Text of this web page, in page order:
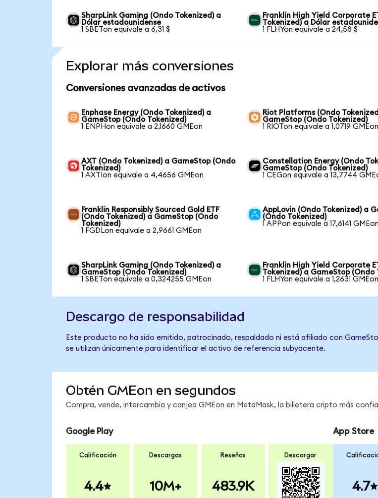
SharpLink Gaming (Ondo Tokenized) a
Dólar estadounidense
1 SBETon equivale a 6,31 $
Franklin High Yield Corporate
Tokenized) a Dólar
1 FLHYon equivale a 24,58 $
Explorar más conversiones
Conversiones avanzadas de activos
Enphase Energy (Ondo Tokenized) a
GameStop (Ondo Tokenized)
1 ENPHon equivale a 2,1660 GMEon
Riot Platforms (Ondo
GameStop (Ondo Tokenized)
1 RIOTon equivale a 1,0719 GMEon
AXT (Ondo Tokenized) a GameStop (Ondo
Tokenized)
1 AXTIon equivale a 4,4656 GMEon
Constellation Energy (Ondo
GameStop (Ondo Tokenized)
1 CEGon equivale a 13,7744
Franklin Responsibly Sourced Gold ETF
(Ondo Tokenized) a GameStop (Ondo
Tokenized)
1 FGDLon equivale a 2,9661 GMEon
AppLovin (Ondo Tokenized) a
(Ondo Tokenized)
1 APPon equivale a 17,6141 GMEon
SharpLink Gaming (Ondo Tokenized) a
GameStop (Ondo Tokenized)
1 SBETon equivale a 0,324255 GMEon
Franklin High Yield Corporate
Tokenized) a GameStop (Ondo
1 FLHYon equivale a 1,2631 GMEon
Descargo de responsabilidad
Este producto no ha sido emitido, patrocinado, respaldado ni está afiliado con
se utilizan únicamente para identificar el activo de referencia subyacente.
Obtén GMEon en segundos
Compra, vende, intercambia y canjea GMEon en MetaMask, la billetera cripto más
Google Play
Calificación
4.4
Descargas
10M+
Reseñas
483.9K
Descargar
App Store
4.7